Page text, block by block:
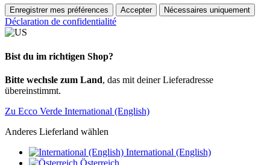
Enregistrer mes préférences Accepter Nécessaires uniquement
Déclaration de confidentialité
Bist du im richtigen Shop?
Bitte wechsle zum Land, das mit deiner Lieferadresse
übereinstimmt.
Zu Ecco Verde International (English)
Anderes Lieferland wählen
International (English)
Österreich